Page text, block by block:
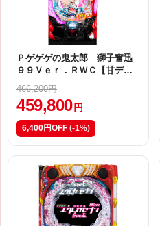
Ｐゲゲゲの鬼太郎 獅子奮迅
９９Ｖｅｒ．ＲＷＣ【甘デ
466,200円
459,800 円
6,400円OFF (-1%)